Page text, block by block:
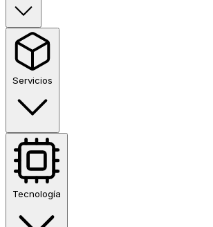
Servicios
Tecnología